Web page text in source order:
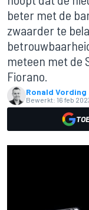
beter met de
zwaarder te
meteen met de
Fiorano.
Ronald Vording
Bewerkt: 16 feb